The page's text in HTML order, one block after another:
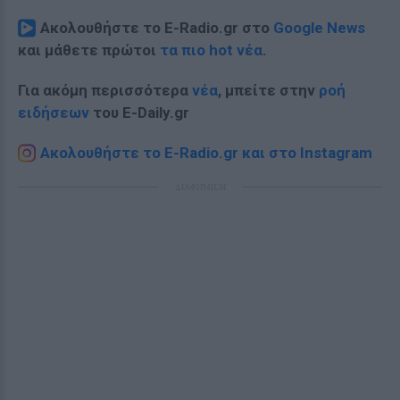
Ακολουθήστε το E-Radio.gr στο Google News
και μάθετε πρώτοι τα πιο hot νέα.
Για ακόμη περισσότερα νέα, μπείτε στην ροή
ειδήσεων του E-Daily.gr
Ακολουθήστε το E-Radio.gr και στο Instagram